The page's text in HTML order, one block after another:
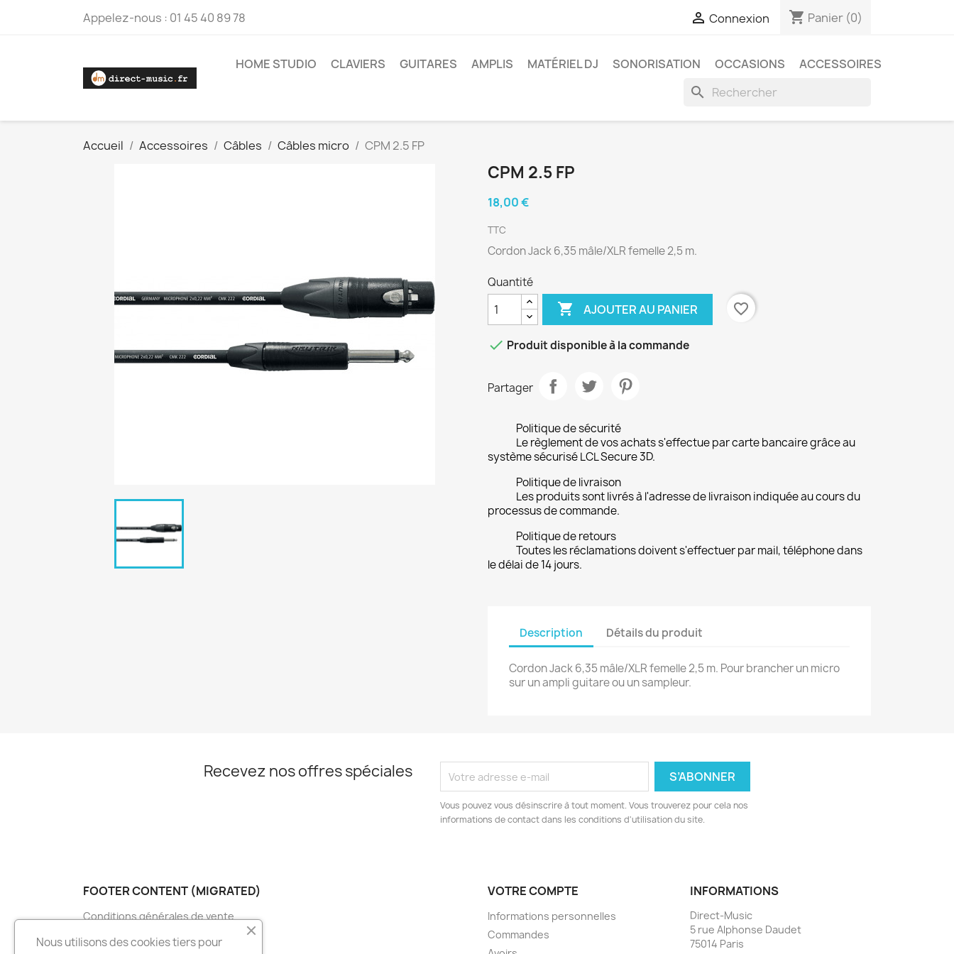
Appelez-nous : 01 45 40 89 78  Connexion shopping_cart Panier (0)
HOME STUDIO CLAVIERS GUITARES AMPLIS MATÉRIEL DJ SONORISATION OCCASIONS ACCESSOIRES
search
Accueil Accessoires Câbles Câbles micro CPM 2.5 FP
CPM 2.5 FP
18,00 €
TTC
Cordon Jack 6,35 mâle/XLR femelle 2,5 m.
Quantité
 AJOUTER AU PANIER favorite_border
 Produit disponible à la commande
Partager
Politique de sécurité
Le règlement de vos achats s'effectue par carte bancaire grâce au
système sécurisé LCL Secure 3D.
Politique de livraison
Les produits sont livrés à l'adresse de livraison indiquée au cours du
processus de commande.
Politique de retours
Toutes les réclamations doivent s'effectuer par mail, téléphone dans
le délai de 14 jours.
Description Détails du produit
Cordon Jack 6,35 mâle/XLR femelle 2,5 m. Pour brancher un micro
sur un ampli guitare ou un sampleur.
Recevez nos offres spéciales
Vous pouvez vous désinscrire à tout moment. Vous trouverez pour cela nos
informations de contact dans les conditions d'utilisation du site.
FOOTER CONTENT (MIGRATED)
Conditions générales de vente
Nos partenaires
VOTRE COMPTE
Informations personnelles
Commandes
INFORMATIONS
Direct-Music
5 rue Alphonse Daudet
75014 Paris
Nous utilisons des cookies tiers pour